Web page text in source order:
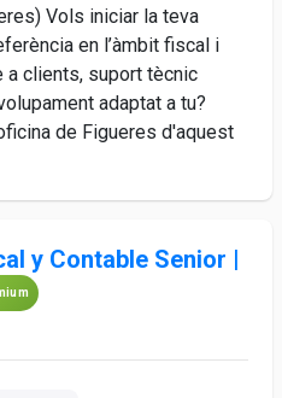
Vols iniciar la teva
en l’àmbit fiscal i
a clients, suport tècnic
adaptat a tu?
de Figueres d'aquest
y Contable Senior |